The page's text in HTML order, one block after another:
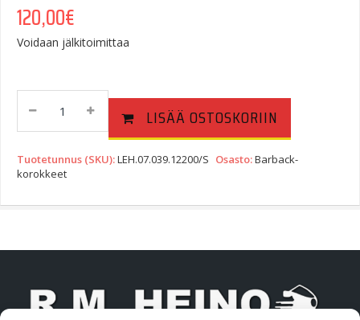
120,00€
Voidaan jälkitoimittaa
Barback
20
Mm,
Taakse
08-
Quantity
LISÄÄ OSTOSKORIIN
Tuotetunnus (SKU):LEH.07.039.12200/S Osasto:Barback-
korokkeet